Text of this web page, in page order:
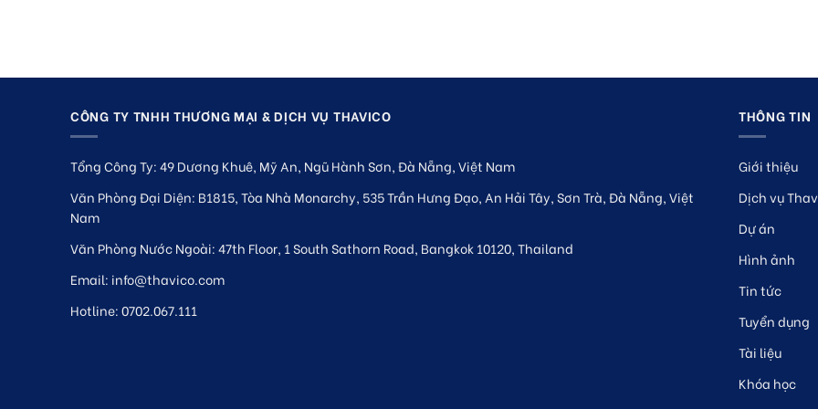
CÔNG TY TNHH THƯƠNG MẠI & DỊCH VỤ THAVICO
Tổng Công Ty: 49 Dương Khuê, Mỹ An, Ngũ Hành Sơn, Đà Nẵng, Việt Nam
Văn Phòng Đại Diện: B1815, Tòa Nhà Monarchy, 535 Trần Hưng Đạo, An Hải Tây, Sơn Trà, Đà Nẵng, Việt
Nam
Văn Phòng Nước Ngoài: 47th Floor, 1 South Sathorn Road, Bangkok 10120, Thailand
Email: info@thavico.com
Hotline: 0702.067.111
THÔNG TIN
Giới thiệu
Dịch vụ
Dự án
Hình ảnh
Tin tức
Tuyển dụng
Tài liệu
Khóa học